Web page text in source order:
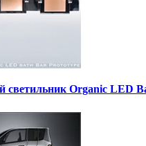
светильник Organic LED